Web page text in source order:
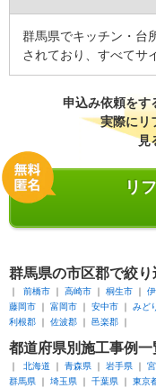
群馬県でキッチン・台
されており、すべてサ
申込み依頼をす
実際にリ
見
リ
群馬県の市区郡で絞り
前橋市 高崎市 桐生市
藤岡市
富岡市 安中市 みど
利根郡
佐波郡 邑楽郡
都道府県別施工事例一
北海道 青森県 岩手県
群馬県
埼玉県 千葉県 東京